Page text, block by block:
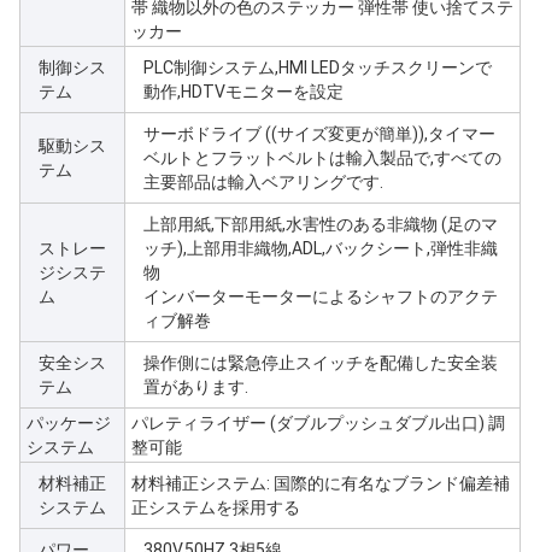
帯 織物以外の色のステッカー 弾性帯 使い捨てステ
ッカー
制御シス
テム
PLC制御システム,HMI LEDタッチスクリーンで
動作,HDTVモニターを設定
駆動シス
テム
サーボドライブ ((サイズ変更が簡単)),タイマー
ベルトとフラットベルトは輸入製品で,すべての
主要部品は輸入ベアリングです.
ストレー
ジシステ
ム
上部用紙,下部用紙,水害性のある非織物 (足のマ
ッチ),上部用非織物,ADL,バックシート,弾性非織
物
インバーターモーターによるシャフトのアクテ
ィブ解巻
安全シス
テム
操作側には緊急停止スイッチを配備した安全装
置があります.
パッケージ
システム
パレティライザー (ダブルプッシュダブル出口) 調
整可能
材料補正
システム
材料補正システム: 国際的に有名なブランド偏差補
正システムを採用する